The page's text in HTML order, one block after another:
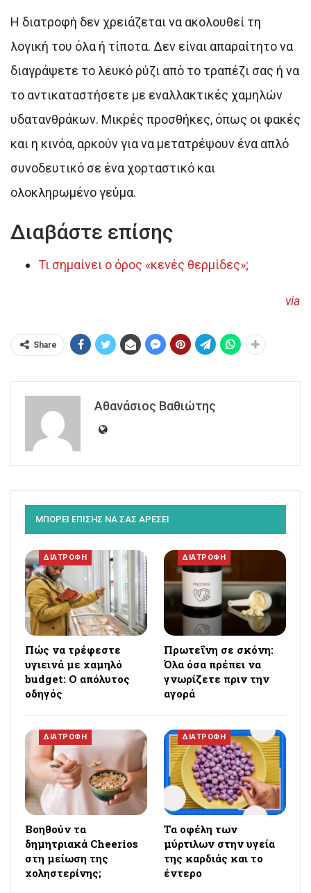
Η διατροφή δεν χρειάζεται να ακολουθεί τη
λογική του όλα ή τίποτα. Δεν είναι απαραίτητο να
διαγράψετε το λευκό ρύζι από το τραπέζι σας ή να
το αντικαταστήσετε με εναλλακτικές χαμηλών
υδατανθράκων. Μικρές προσθήκες, όπως οι φακές
και η κινόα, αρκούν για να μετατρέψουν ένα απλό
συνοδευτικό σε ένα χορταστικό και
ολοκληρωμένο γεύμα.
Διαβάστε επίσης
Τι σημαίνει ο όρος «κενές θερμίδες»;
via
Share
Αθανάσιος Βαθιώτης
ΜΠΟΡΕΙ ΕΠΙΣΗΣ ΝΑ ΣΑΣ ΑΡΕΣΕΙ
ΔΙΑΤΡΟΦΗ
Πώς να τρέφεστε
υγιεινά με χαμηλό
budget: Ο απόλυτος
οδηγός
ΔΙΑΤΡΟΦΗ
Πρωτεΐνη σε σκόνη:
Όλα όσα πρέπει να
γνωρίζετε πριν την
αγορά
ΔΙΑΤΡΟΦΗ
Βοηθούν τα
δημητριακά Cheerios
στη μείωση της
χοληστερίνης;
ΔΙΑΤΡΟΦΗ
Τα οφέλη των
μύρτιλων στην υγεία
της καρδιάς και το
έντερο